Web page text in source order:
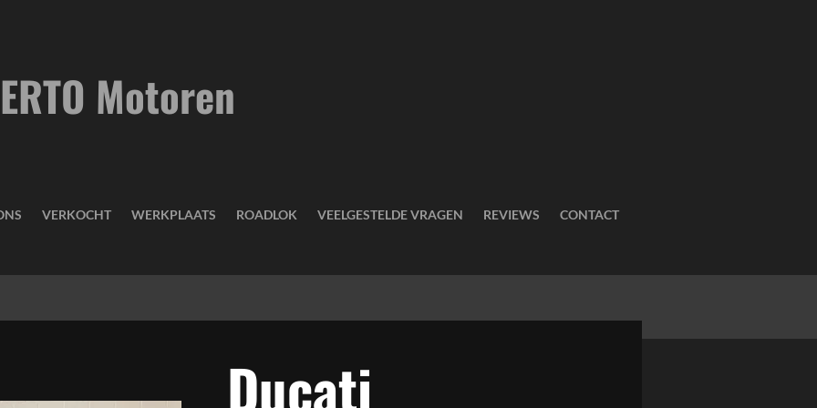
Motoren
VERKOCHT WERKPLAATS ROADLOK VEELGESTELDE VRAGEN REVIEWS CONTACT
Ducati